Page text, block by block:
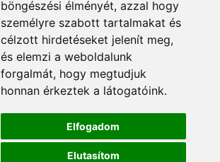
böngészési élményét, azzal hogy
személyre szabott tartalmakat és
célzott hirdetéseket jelenít meg,
és elemzi a weboldalunk
forgalmát, hogy megtudjuk
honnan érkeztek a látogatóink.
Elfogadom
Elutasítom
Elfogadott fizetési módok
Á.SZ.F.
Impresszum